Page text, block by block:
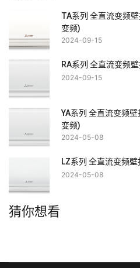
TA系列 全直流变频
变频)
2024-09-15
RA系列 全直流变频
2024-09-15
YA系列 全直流变频
变频)
2024-05-08
LZ系列 全直流变频壁
2024-05-08
猜你想看